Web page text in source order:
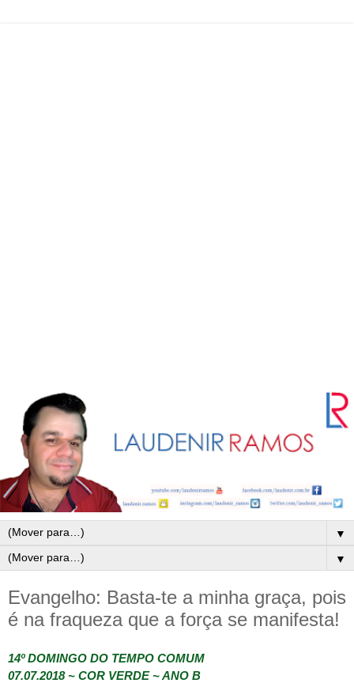
▼
▼
Evangelho: Basta-te a minha graça, pois
é na fraqueza que a força se manifesta!
14º DOMINGO DO TEMPO COMUM
07.07.2018 ~ COR VERDE ~ ANO B